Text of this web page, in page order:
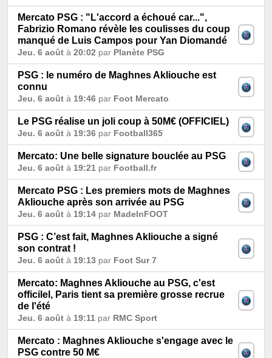
Mercato PSG : "L'accord a échoué car...",
Fabrizio Romano révèle les coulisses du coup
manqué de Luis Campos pour Yan Diomandé
Jeu. 6 août à 20:02 par Planète PSG
PSG : le numéro de Maghnes Akliouche est
connu
Jeu. 6 août à 19:46 par Foot Mercato
Le PSG réalise un joli coup à 50M€ (OFFICIEL)
Jeu. 6 août à 19:36 par Football365
Mercato: Une belle signature bouclée au PSG
Jeu. 6 août à 19:21 par Football.fr
Mercato PSG : Les premiers mots de Maghnes
Akliouche après son arrivée au PSG
Jeu. 6 août à 19:14 par MadeInFOOT
PSG : C’est fait, Maghnes Akliouche a signé
son contrat !
Jeu. 6 août à 19:13 par Foot Sur 7
Mercato: Maghnes Akliouche au PSG, c'est
officilel, Paris tient sa première grosse recrue
de l'été
Jeu. 6 août à 19:11 par RMC Sport
Mercato : Maghnes Akliouche s'engage avec le
PSG contre 50 M€